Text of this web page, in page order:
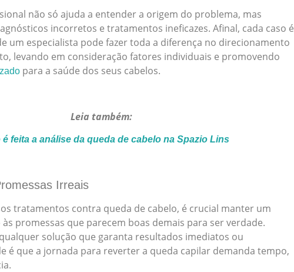
não só ajuda a entender a origem do problema, mas
incorretos e tratamentos ineficazes. Afinal, cada caso é
um especialista pode fazer toda a diferença no direcionamento
levando em consideração fatores individuais e promovendo
para a saúde dos seus cabelos.
Leia também:
é feita a análise da queda de cabelo na Spazio Lins
Irreais
tratamentos contra queda de cabelo, é crucial manter um
promessas que parecem boas demais para ser verdade.
solução que garanta resultados imediatos ou
é que a jornada para reverter a queda capilar demanda tempo,